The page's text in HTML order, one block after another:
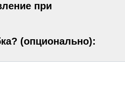
при
(опционально):